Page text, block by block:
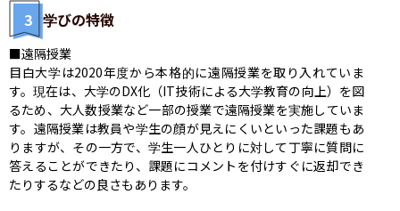
3 学びの特徴
■遠隔授業
目白大学は2020年度から本格的に遠隔授業を取り入れていま
す。現在は、大学のDX化（IT技術による大学教育の向上）を図
るため、大人数授業など一部の授業で遠隔授業を実施していま
す。遠隔授業は教員や学生の顔が見えにくいといった課題もあ
りますが、その一方で、学生一人ひとりに対して丁寧に質問に
答えることができたり、課題にコメントを付けすぐに返却でき
たりするなどの良さもあります。